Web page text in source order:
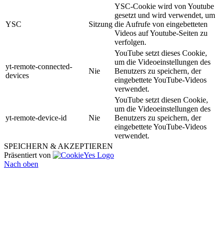
YSC Sitzung
YSC-Cookie wird von Youtube
gesetzt und wird verwendet, um
die Aufrufe von eingebetteten
Videos auf Youtube-Seiten zu
verfolgen.
yt-remote-connected-
devices
Nie
YouTube setzt dieses Cookie,
um die Videoeinstellungen des
Benutzers zu speichern, der
eingebettete YouTube-Videos
verwendet.
yt-remote-device-id Nie
YouTube setzt diesen Cookie,
um die Videoeinstellungen des
Benutzers zu speichern, der
eingebettete YouTube-Videos
verwendet.
SPEICHERN & AKZEPTIEREN
Präsentiert von
Nach oben